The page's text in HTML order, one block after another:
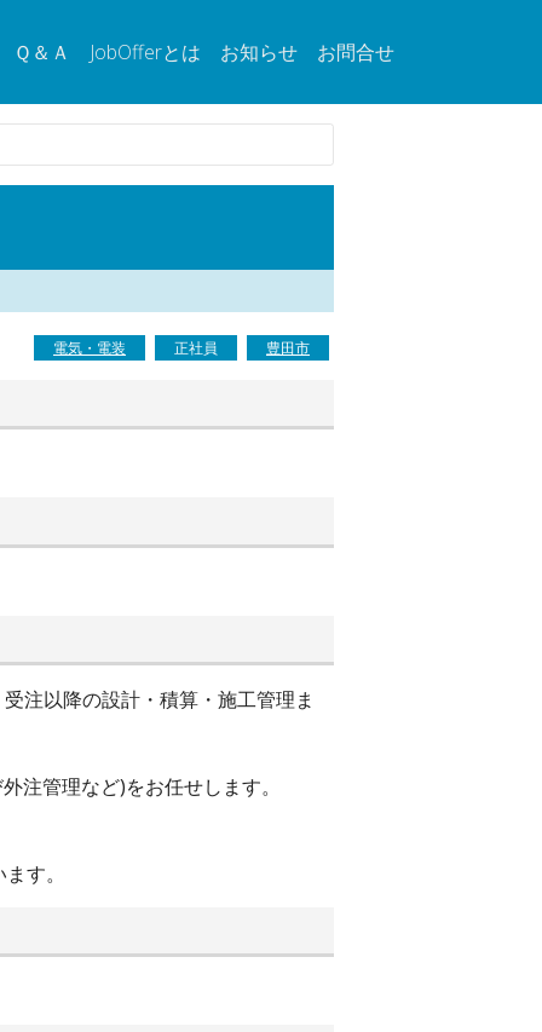
Ｑ＆Ａ JobOfferとは お知らせ お問合せ
電気・電装 正社員 豊田市
注以降の設計・積算・施工管理ま
注管理など)をお任せします。
す。